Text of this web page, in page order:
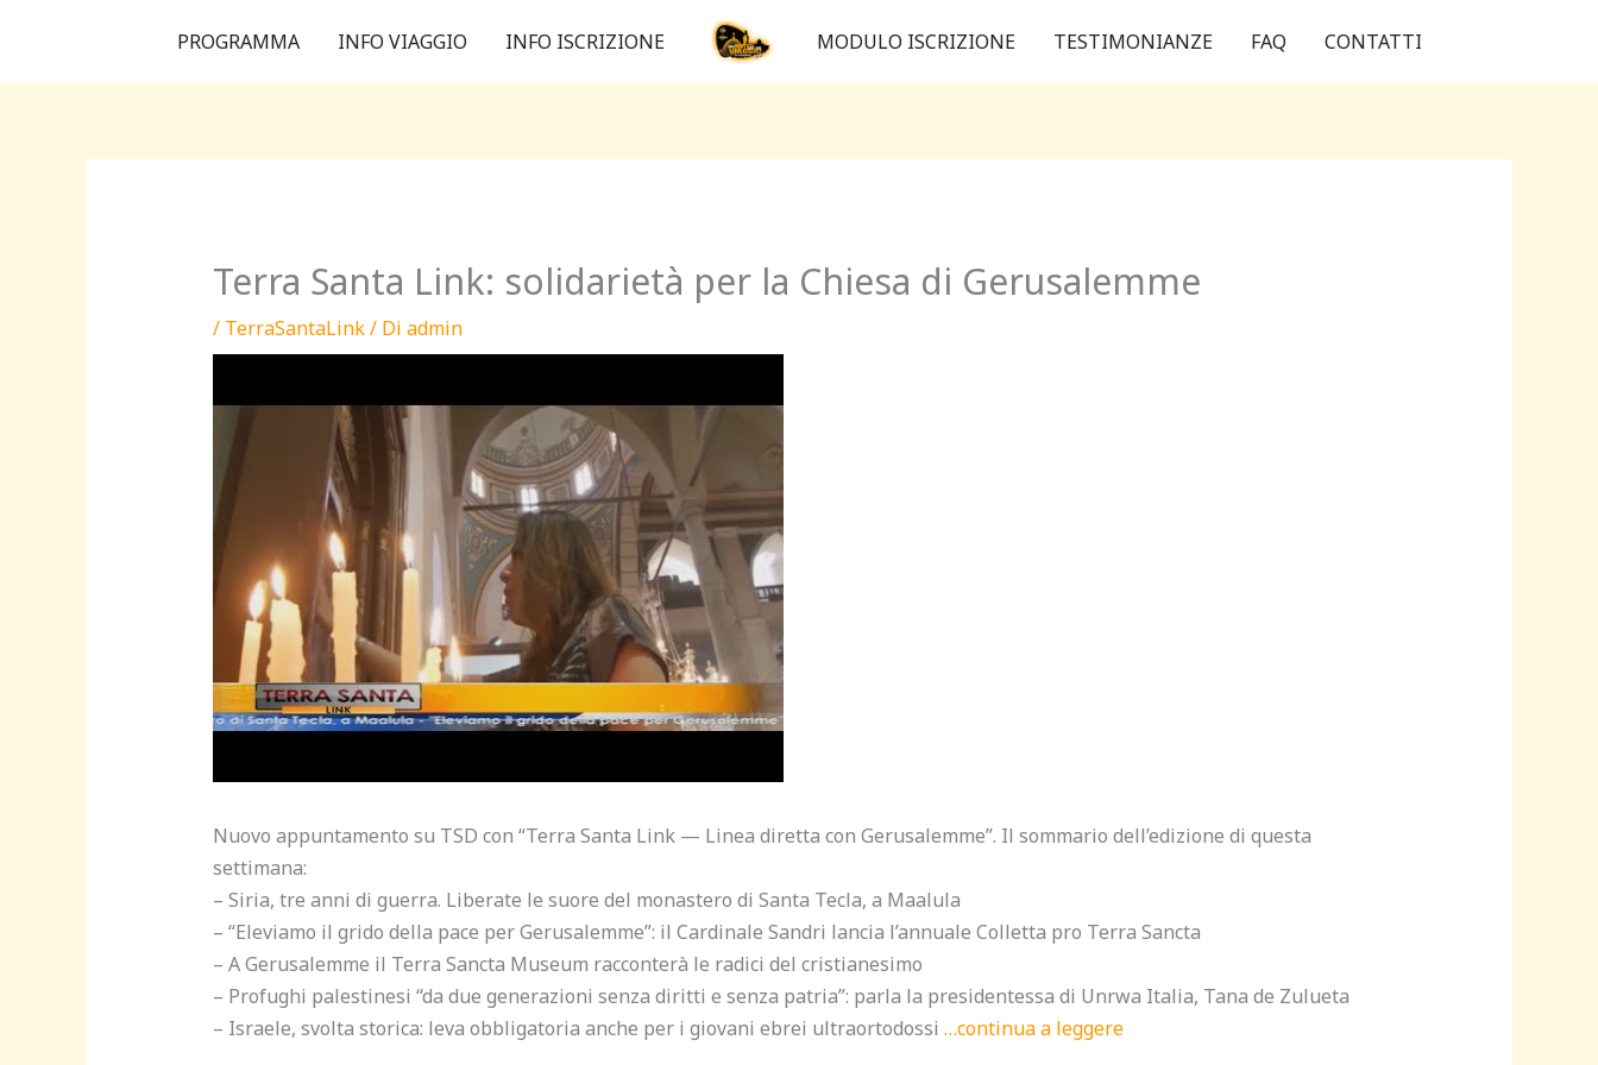
contenuto
PROGRAMMA INFO VIAGGIO INFO ISCRIZIONE MODULO ISCRIZIONE TESTIMONIANZE FAQ CONTATTI
Terra Santa Link: solidarietà per la Chiesa di Gerusalemme
/ TerraSantaLink/ Di admin
Nuovo appuntamento su TSD con “Terra Santa Link — Linea diretta con Gerusalemme”. Il sommario dell’edizione di questa
settimana:
– Siria, tre anni di guerra. Liberate le suore del monastero di Santa Tecla, a Maalula
– “Eleviamo il grido della pace per Gerusalemme”: il Cardinale Sandri lancia l’annuale Colletta pro Terra Sancta
– A Gerusalemme il Terra Sancta Museum racconterà le radici del cristianesimo
– Profughi palestinesi “da due generazioni senza diritti e senza patria”: parla la presidentessa di Unrwa Italia, Tana de Zulueta
– Israele, svolta storica: leva obbligatoria anche per i giovani ebrei ultraortodossi …continua a leggere